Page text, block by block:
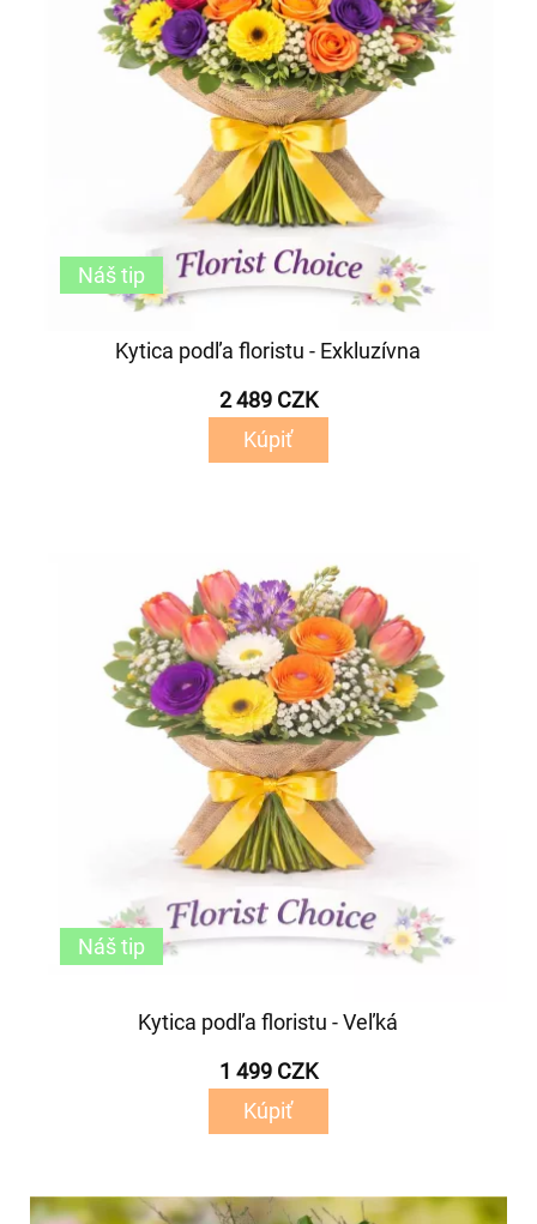
Kytica podľa floristu - Exkluzívna
2 489 CZK
Kúpiť
Náš tip
Kytica podľa floristu - Veľká
1 499 CZK
Kúpiť
Náš tip